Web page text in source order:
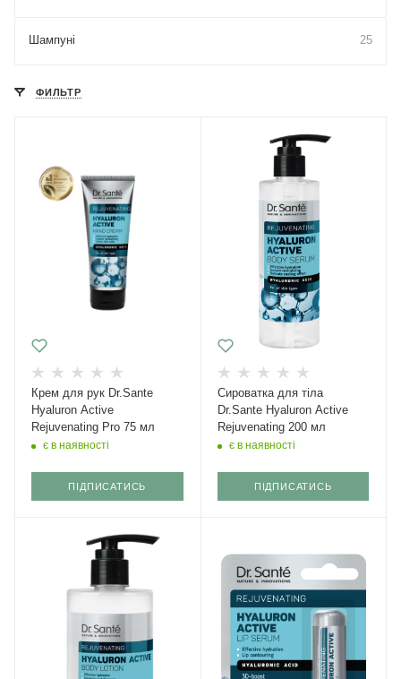
Шампуні 25
ФИЛЬТР
Крем для рук Dr.Sante
Hyaluron Active
Rejuvenating Pro 75 мл
є в наявності
ПІДПИСАТИСЬ
Сироватка для тіла
Dr.Sante Hyaluron Active
Rejuvenating 200 мл
є в наявності
ПІДПИСАТИСЬ